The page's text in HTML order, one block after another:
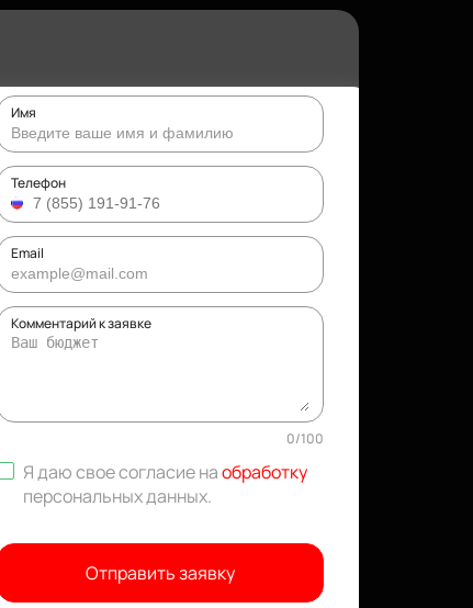
Имя
Телефон
Email
Комментарий к заявке
0/100
Я даю свое согласие наобработку
персональных данных.
Отправить заявку